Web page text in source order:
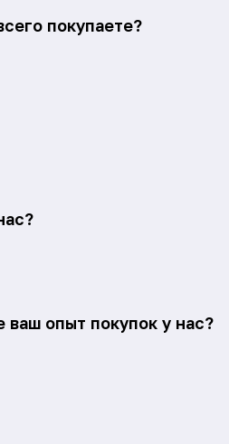
покупаете?
ваш опыт покупок у нас?